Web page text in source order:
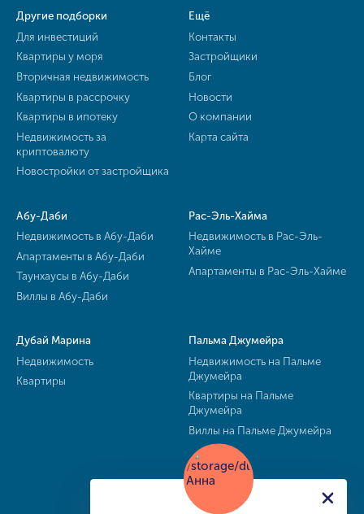
Другие подборки
Для инвестиций
Квартиры у моря
Вторичная недвижимость
Квартиры в рассрочку
Квартиры в ипотеку
Недвижимость за
криптовалюту
Новостройки от застройщика
Ещё
Контакты
Застройщики
Блог
Новости
О компании
Карта сайта
Абу-Даби
Недвижимость в Абу-Даби
Апартаменты в Абу-Даби
Таунхаусы в Абу-Даби
Виллы в Абу-Даби
Рас-Эль-Хайма
Недвижимость в Рас-Эль-
Хайме
Апартаменты в Рас-Эль-Хайме
Дубай Марина
Недвижимость
Квартиры
Пальма Джумейра
Недвижимость на Пальме
Джумейра
Квартиры на Пальме
Джумейра
Виллы на Пальме Джумейра